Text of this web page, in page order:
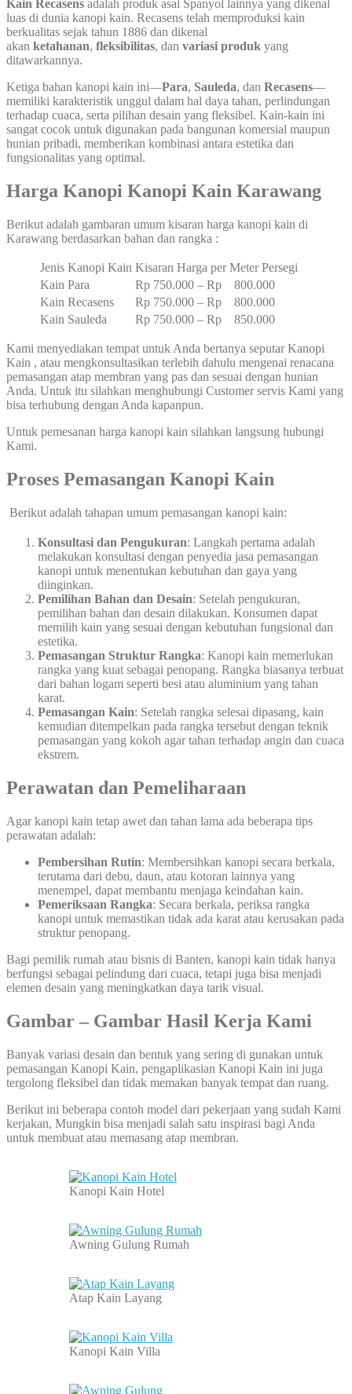
Kain Recasens adalah produk asal Spanyol lainnya yang dikenal
luas di dunia kanopi kain. Recasens telah memproduksi kain
berkualitas sejak tahun 1886 dan dikenal
akan ketahanan, fleksibilitas, dan variasi produk yang
ditawarkannya.
Ketiga bahan kanopi kain ini—Para, Sauleda, dan Recasens—
memiliki karakteristik unggul dalam hal daya tahan, perlindungan
terhadap cuaca, serta pilihan desain yang fleksibel. Kain-kain ini
sangat cocok untuk digunakan pada bangunan komersial maupun
hunian pribadi, memberikan kombinasi antara estetika dan
fungsionalitas yang optimal.
Harga Kanopi Kanopi Kain Karawang
Berikut adalah gambaran umum kisaran harga kanopi kain di
Karawang berdasarkan bahan dan rangka :
Jenis Kanopi Kain Kisaran Harga per Meter Persegi
Kain Para
Rp 750.000 – Rp 800.000
Kain Recasens
Rp 750.000 – Rp 800.000
Kain Sauleda
Rp 750.000 – Rp 850.000
Kami menyediakan tempat untuk Anda bertanya seputar Kanopi
Kain , atau mengkonsultasikan terlebih dahulu mengenai renacana
pemasangan atap membran yang pas dan sesuai dengan hunian
Anda. Untuk itu silahkan menghubungi Customer servis Kami yang
bisa terhubung dengan Anda kapanpun.
Untuk pemesanan harga kanopi kain silahkan langsung hubungi
Kami.
Proses Pemasangan Kanopi Kain
Berikut adalah tahapan umum pemasangan kanopi kain:
Konsultasi dan Pengukuran: Langkah pertama adalah
melakukan konsultasi dengan penyedia jasa pemasangan
kanopi untuk menentukan kebutuhan dan gaya yang
diinginkan.
Pemilihan Bahan dan Desain: Setelah pengukuran,
pemilihan bahan dan desain dilakukan. Konsumen dapat
memilih kain yang sesuai dengan kebutuhan fungsional dan
estetika.
Pemasangan Struktur Rangka: Kanopi kain memerlukan
rangka yang kuat sebagai penopang. Rangka biasanya terbuat
dari bahan logam seperti besi atau aluminium yang tahan
karat.
Pemasangan Kain: Setelah rangka selesai dipasang, kain
kemudian ditempelkan pada rangka tersebut dengan teknik
pemasangan yang kokoh agar tahan terhadap angin dan cuaca
ekstrem.
Perawatan dan Pemeliharaan
Agar kanopi kain tetap awet dan tahan lama ada beberapa tips
perawatan adalah:
Pembersihan Rutin: Membersihkan kanopi secara berkala,
terutama dari debu, daun, atau kotoran lainnya yang
menempel, dapat membantu menjaga keindahan kain.
Pemeriksaan Rangka: Secara berkala, periksa rangka
kanopi untuk memastikan tidak ada karat atau kerusakan pada
struktur penopang.
Bagi pemilik rumah atau bisnis di Banten, kanopi kain tidak hanya
berfungsi sebagai pelindung dari cuaca, tetapi juga bisa menjadi
elemen desain yang meningkatkan daya tarik visual.
Gambar – Gambar Hasil Kerja Kami
Banyak variasi desain dan bentuk yang sering di gunakan untuk
pemasangan Kanopi Kain, pengaplikasian Kanopi Kain ini juga
tergolong fleksibel dan tidak memakan banyak tempat dan ruang.
Berikut ini beberapa contoh model dari pekerjaan yang sudah Kami
kerjakan, Mungkin bisa menjadi salah satu inspirasi bagi Anda
untuk membuat atau memasang atap membran.
Kanopi Kain Hotel
Awning Gulung Rumah
Atap Kain Layang
Kanopi Kain Villa